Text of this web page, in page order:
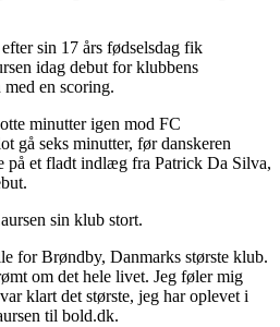
sin 17 års fødselsdag fik
idag debut for klubbens
en scoring.
minutter igen mod FC
gå seks minutter, før danskeren
på et fladt indlæg fra Patrick Da Silva,
sin klub stort.
for Brøndby, Danmarks største klub.
om det hele livet. Jeg føler mig
klart det største, jeg har oplevet i
til bold.dk.